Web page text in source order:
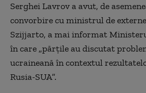
Serghei Lavrov a avut, de
convorbire cu ministrul de
Szijjarto, a mai informat
în care „părţile au discutat
ucraineană în contextul
Rusia-SUA”.